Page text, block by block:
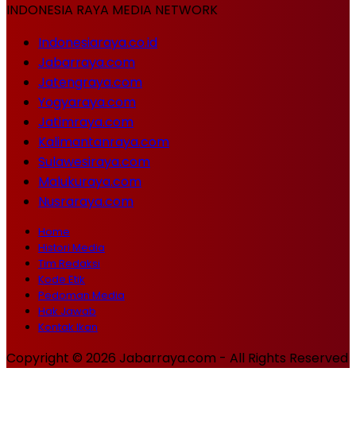
INDONESIA RAYA MEDIA NETWORK
Indonesiaraya.co.id
Jabarraya.com
Jatengraya.com
Yogyaraya.com
Jatimraya.com
Kalimantanraya.com
Sulawesiraya.com
Malukuraya.com
Nusraraya.com
Home
Histori Media
Tim Redaksi
Kode Etik
Pedoman Media
Hak Jawab
Kontak Ikan
Copyright © 2026 Jabarraya.com - All Rights Reserved